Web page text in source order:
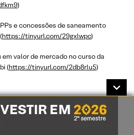
)
e concessões de saneamento
https://tinyurl.com/29gxlwpc)
valor de mercado no curso da
(https://tinyurl.com/2db8rlu5)
assumir lugar da Mover no bloco de
de R$ 5,2 bi